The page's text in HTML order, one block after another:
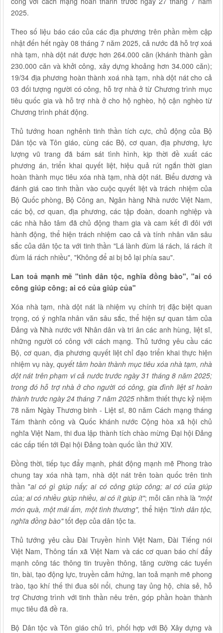
2025.
Theo số liệu báo cáo của các địa phương trên phần mềm cập
nhật đến hết ngày 08 tháng 7 năm 2025, cả nước đã hỗ trợ xoá
nhà tạm, nhà dột nát được hơn 264.000 căn (khánh thành gần
230.000 căn và khởi công, xây dựng khoảng hơn 34.000 căn);
19/34 địa phương hoàn thành xoá nhà tạm, nhà dột nát cho cả
03 đối tượng người có công, hỗ trợ nhà ở từ Chương trình mục
tiêu quốc gia và hỗ trợ nhà ở cho hộ nghèo, hộ cận nghèo từ
Chương trình phát động.
Thủ tướng hoan nghênh tinh thần tích cực, chủ động của Bộ
Dân tộc và Tôn giáo, cùng các Bộ, cơ quan, địa phương, lực
lượng vũ trang đã bám sát tình hình, kịp thời đề xuất các
phương án, triển khai quyết liệt, hiệu quả rút ngắn thời gian
hoàn thành mục tiêu xóa nhà tạm, nhà dột nát. Biểu dương và
đánh giá cao tinh thần vào cuộc quyết liệt và trách nhiệm của
Bộ Quốc phòng, Bộ Công an, Ngân hàng Nhà nước Việt Nam,
các bộ, cơ quan, địa phương, các tập đoàn, doanh nghiệp và
các nhà hảo tâm đã chủ động tham gia và cam kết đi đôi với
hành động, thể hiện trách nhiệm cao cả và tính nhân văn sâu
sắc của dân tộc ta với tinh thần "Lá lành đùm lá rách, lá rách ít
đùm lá rách nhiều", "Không để ai bị bỏ lại phía sau".
Lan toả mạnh mẽ "tình dân tộc, nghĩa đồng bào", "ai có
công giúp công; ai có của giúp của"
Xóa nhà tạm, nhà dột nát là nhiệm vụ chính trị đặc biệt quan
trọng, có ý nghĩa nhân văn sâu sắc, thể hiện sự quan tâm của
Đảng và Nhà nước với Nhân dân và tri ân các anh hùng, liệt sĩ,
những người có công với cách mạng. Thủ tướng yêu cầu các
Bộ, cơ quan, địa phương quyết liệt chỉ đạo triển khai thực hiện
nhiệm vụ này, quyết tâm hoàn thành mục tiêu xóa nhà tạm, nhà
dột nát trên phạm vi cả nước trước ngày 31 tháng 8 năm 2025;
trong đó hỗ trợ nhà ở cho người có công, gia đình liệt sĩ hoàn
thành trước ngày 24 tháng 7 năm 2025 nhằm thiết thực kỷ niệm
78 năm Ngày Thương binh - Liệt sĩ, 80 năm Cách mạng tháng
Tám thành công và Quốc khánh nước Cộng hòa xã hội chủ
nghĩa Việt Nam, thi đua lập thành tích chào mừng Đại hội Đảng
các cấp tiến tới Đại hội Đảng toàn quốc lần thứ XIV.
Đồng thời, tiếp tục đẩy mạnh, phát động mạnh mẽ Phong trào
chung tay xóa nhà tạm, nhà dột nát trên toàn quốc trên tinh
thần "ai có gì giúp nấy; ai có công giúp công; ai có của giúp
của; ai có nhiều giúp nhiều, ai có ít giúp ít"; mỗi căn nhà là "một
món quà, một mái ấm, một tình thương", thể hiện "tình dân tộc,
nghĩa đồng bào"tốt đẹp của dân tộc ta.
Thủ tướng yêu cầu Đài Truyền hình Việt Nam, Đài Tiếng nói
Việt Nam, Thông tấn xã Việt Nam và các cơ quan báo chí đẩy
mạnh công tác thông tin truyền thông, tăng cường các tuyến
tin, bài, tạo động lực, truyền cảm hứng, lan toả mạnh mẽ phong
trào, tạo khí thế thi đua sôi nổi, chung tay ủng hộ, chia sẻ, hỗ
trợ Chương trình với tinh thần nêu trên, góp phần hoàn thành
mục tiêu đã đề ra.
Bộ Dân tộc và Tôn giáo chủ trì, phối hợp với Bộ Xây dựng và